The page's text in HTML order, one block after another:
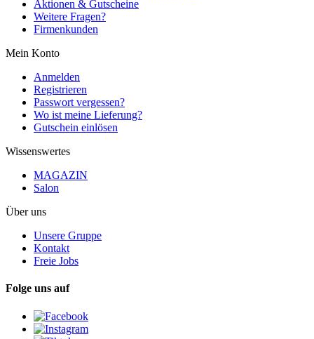
Aktionen & Gutscheine
Weitere Fragen?
Firmenkunden
Mein Konto
Anmelden
Registrieren
Passwort vergessen?
Wo ist meine Lieferung?
Gutschein einlösen
Wissenswertes
MAGAZIN
Salon
Über uns
Unsere Gruppe
Kontakt
Freie Jobs
Folge uns auf